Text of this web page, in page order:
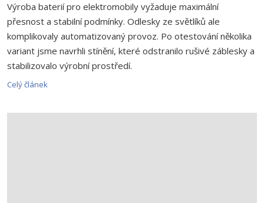
Výroba baterií pro elektromobily vyžaduje maximální
přesnost a stabilní podmínky. Odlesky ze světlíků ale
komplikovaly automatizovaný provoz. Po otestování několika
variant jsme navrhli stínění, které odstranilo rušivé záblesky a
stabilizovalo výrobní prostředí.
Celý článek